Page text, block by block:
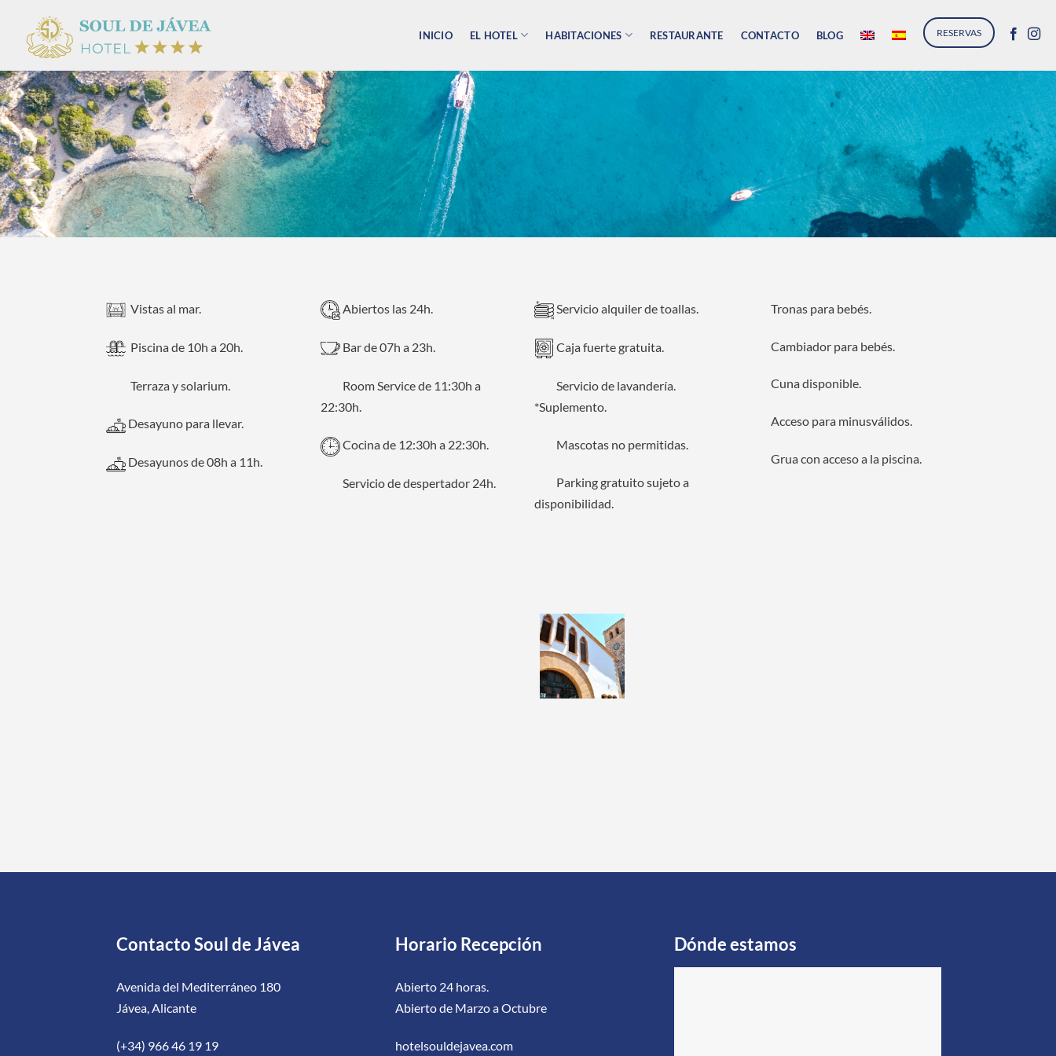
contenido
INICIO EL HOTEL HABITACIONES RESTAURANTE CONTACTO BLOG RESERVAS
Vistas al mar.
Piscina de 10h a 20h.
Terraza y solarium.
Desayuno para llevar.
Desayunos de 08h a 11h.
Abiertos las 24h.
Bar de 07h a 23h.
Room Service de 11:30h a
22:30h.
Cocina de 12:30h a 22:30h.
Servicio de despertador 24h.
Servicio alquiler de toallas.
Caja fuerte gratuita.
Servicio de lavandería.
*Suplemento.
Mascotas no permitidas.
Parking gratuito sujeto a
disponibilidad.
Tronas para bebés.
Cambiador para bebés.
Cuna disponible.
Acceso para minusválidos.
Grua con acceso a la piscina.
Contacto Soul de Jávea
Avenida del Mediterráneo 180
Jávea, Alicante
(+34) 966 46 19 19
Horario Recepción
Abierto 24 horas.
Abierto de Marzo a Octubre
hotelsouldejavea.com
Dónde estamos